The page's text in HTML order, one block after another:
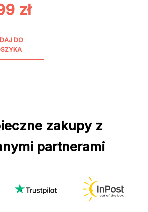
zł
DO
zakupy z
partnerami